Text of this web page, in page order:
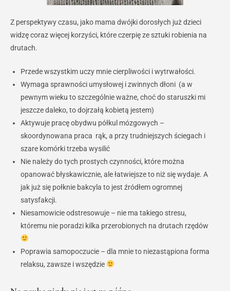
Z perspektywy czasu, jako mama dwójki dorosłych już dzieci
widzę coraz więcej korzyści, które czerpię ze sztuki robienia na
drutach.
Przede wszystkim uczy mnie cierpliwości i wytrwałości.
Wymaga sprawności umysłowej i zwinnych dłoni (a w
pewnym wieku to szczególnie ważne, choć do staruszki mi
jeszcze daleko, to dojrzałą kobietą jestem)
Aktywuje pracę obydwu półkul mózgowych –
skoordynowana praca rąk, a przy trudniejszych ściegach i
szare komórki trzeba wysilić
Nie należy do tych prostych czynności, które można
opanować błyskawicznie, ale łatwiejsze to niż się wydaje. A
jak już się połknie bakcyla to jest źródłem ogromnej
satysfakcji.
Niesamowicie odstresowuje – nie ma takiego stresu,
któremu nie poradzi kilka przerobionych na drutach rzędów
Poprawia samopoczucie – dla mnie to niezastąpiona forma
relaksu, zawsze i wszędzie